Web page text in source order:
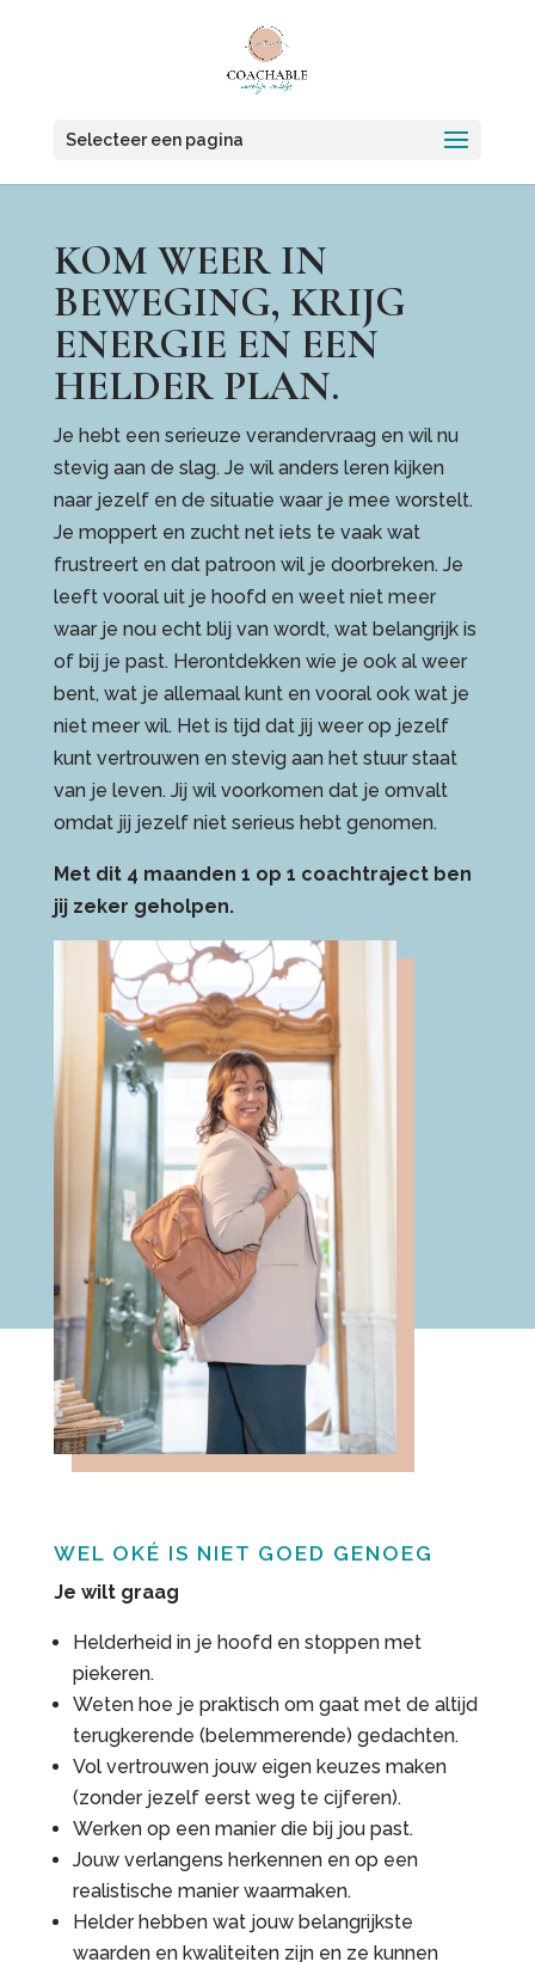
Selecteer een pagina
KOM WEER IN
BEWEGING, KRIJG
ENERGIE EN EEN
HELDER PLAN.
Je hebt een serieuze verandervraag en wil nu
stevig aan de slag. Je wil anders leren kijken
naar jezelf en de situatie waar je mee worstelt.
Je moppert en zucht net iets te vaak wat
frustreert en dat patroon wil je doorbreken. Je
leeft vooral uit je hoofd en weet niet meer
waar je nou echt blij van wordt, wat belangrijk is
of bij je past. Herontdekken wie je ook al weer
bent, wat je allemaal kunt en vooral ook wat je
niet meer wil. Het is tijd dat jij weer op jezelf
kunt vertrouwen en stevig aan het stuur staat
van je leven. Jij wil voorkomen dat je omvalt
omdat jij jezelf niet serieus hebt genomen.
Met dit 4 maanden 1 op 1 coachtraject ben
jij zeker geholpen.
WEL OKÉ IS NIET GOED GENOEG
Je wilt graag
Helderheid in je hoofd en stoppen met
piekeren.
Weten hoe je praktisch om gaat met de altijd
terugkerende (belemmerende) gedachten.
Vol vertrouwen jouw eigen keuzes maken
(zonder jezelf eerst weg te cijferen).
Werken op een manier die bij jou past.
Jouw verlangens herkennen en op een
realistische manier waarmaken.
Helder hebben wat jouw belangrijkste
waarden en kwaliteiten zijn en ze kunnen